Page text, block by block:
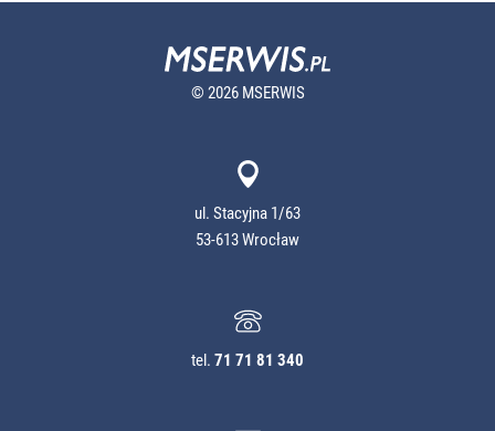
© 2026 MSERWIS
ul. Stacyjna 1/63
53-613 Wrocław
tel. 71 71 81 340